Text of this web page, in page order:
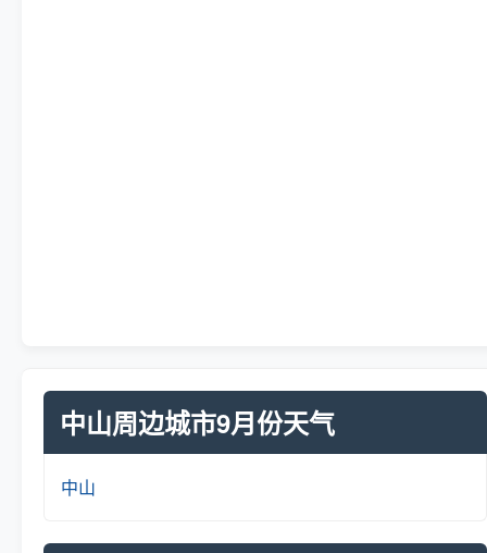
中山周边城市9月份天气
中山